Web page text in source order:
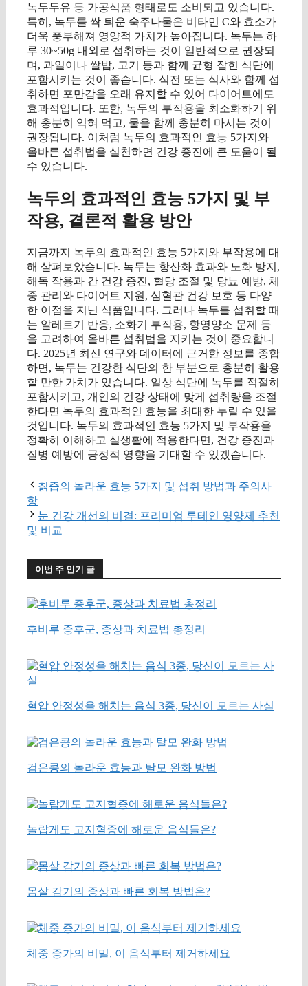
녹두두유 등 가공식품 형태로도 소비되고 있습니다.
특히, 녹두를 싹 틔운 숙주나물은 비타민 C와 효소가
더욱 풍부해져 영양적 가치가 높아집니다. 녹두는 하
루 30~50g 내외로 섭취하는 것이 일반적으로 권장되
며, 과일이나 쌀밥, 고기 등과 함께 균형 잡힌 식단에
포함시키는 것이 좋습니다. 식전 또는 식사와 함께 섭
취하면 포만감을 오래 유지할 수 있어 다이어트에도
효과적입니다. 또한, 녹두의 부작용을 최소화하기 위
해 충분히 익혀 먹고, 물을 함께 충분히 마시는 것이
권장됩니다. 이처럼 녹두의 효과적인 효능 5가지와
올바른 섭취법을 실천하면 건강 증진에 큰 도움이 될
수 있습니다.
녹두의 효과적인 효능 5가지 및 부
작용, 결론적 활용 방안
지금까지 녹두의 효과적인 효능 5가지와 부작용에 대
해 살펴보았습니다. 녹두는 항산화 효과와 노화 방지,
해독 작용과 간 건강 증진, 혈당 조절 및 당뇨 예방, 체
중 관리와 다이어트 지원, 심혈관 건강 보호 등 다양
한 이점을 지닌 식품입니다. 그러나 녹두를 섭취할 때
는 알레르기 반응, 소화기 부작용, 항영양소 문제 등
을 고려하여 올바른 섭취법을 지키는 것이 중요합니
다. 2025년 최신 연구와 데이터에 근거한 정보를 종합
하면, 녹두는 건강한 식단의 한 부분으로 충분히 활용
할 만한 가치가 있습니다. 일상 식단에 녹두를 적절히
포함시키고, 개인의 건강 상태에 맞게 섭취량을 조절
한다면 녹두의 효과적인 효능을 최대한 누릴 수 있을
것입니다. 녹두의 효과적인 효능 5가지 및 부작용을
정확히 이해하고 실생활에 적용한다면, 건강 증진과
질병 예방에 긍정적 영향을 기대할 수 있겠습니다.
칡즙의 놀라운 효능 5가지 및 섭취 방법과 주의사
항
눈 건강 개선의 비결: 프리미엄 루테인 영양제 추천
및 비교
이번 주 인기 글
후비루 증후군, 증상과 치료법 총정리
혈압 안정성을 해치는 음식 3종, 당신이 모르는 사실
검은콩의 놀라운 효능과 탈모 완화 방법
놀랍게도 고지혈증에 해로운 음식들은?
몸살 감기의 증상과 빠른 회복 방법은?
체중 증가의 비밀, 이 음식부터 제거하세요